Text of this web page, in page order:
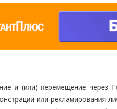
и (или) перемещение через
или рекламирования